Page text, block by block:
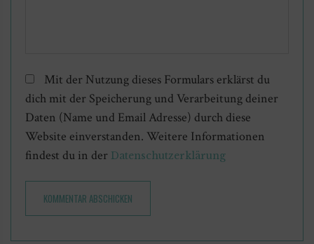
Mit der Nutzung dieses Formulars erklärst du
dich mit der Speicherung und Verarbeitung deiner
Daten (Name und Email Adresse) durch diese
Website einverstanden. Weitere Informationen
findest du in der Datenschutzerklärung
KOMMENTAR ABSCHICKEN